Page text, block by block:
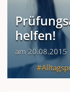
helfen!
am 20.08.2015